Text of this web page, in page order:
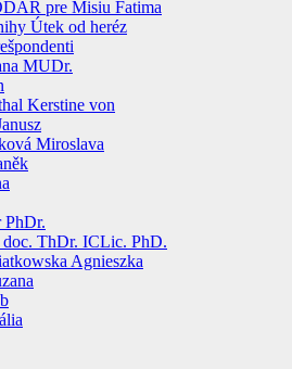
pre Misiu Fatima
Útek od heréz
MUDr.
Kerstine von
Miroslava
PhDr.
doc. ThDr. ICLic. PhD.
Agnieszka